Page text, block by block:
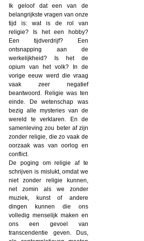
Ik geloof dat een van de
belangrijkste vragen van onze
tijd is: wat is de rol van
religie? Is het een hobby?
Een tijdverdrijf? Een
ontsnapping aan de
werkelijkheid? Is het de
opium van het volk? In de
vorige eeuw werd die vraag
vaak zeer negatief
beantwoord. Religie was ten
einde. De wetenschap was
bezig alle mysteries van de
wereld te verklaren. En de
samenleving zou beter af zijn
zonder religie, die zo vaak de
oorzaak was van oorlog en
conflict.
De poging om religie af te
schrijven is mislukt, omdat we
niet zonder religie kunnen,
net zomin als we zonder
muziek, kunst of andere
dingen kunnen die ons
volledig menselijk maken en
ons een gevoel van
transcendentie geven. Dus,